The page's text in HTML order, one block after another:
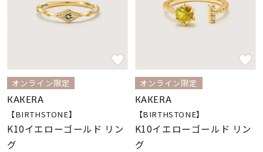
オンライン限定
KAKERA
【BIRTHSTONE】
K10イエローゴールド リン
グ
オンライン限定
KAKERA
【BIRTHSTONE】
K10イエローゴールド リン
グ